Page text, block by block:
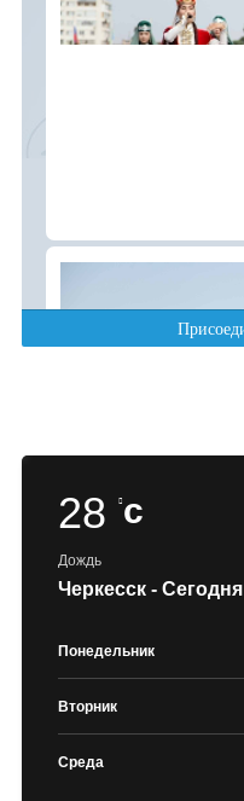
28 c
Дождь
Черкесск - Сегодня
Понедельник
Вторник
Среда